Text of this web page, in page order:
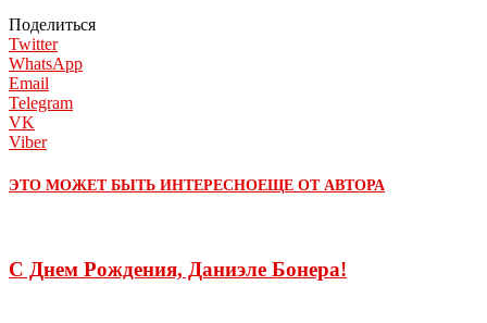
Поделиться
Twitter
WhatsApp
Email
Telegram
VK
Viber
ЭТО МОЖЕТ БЫТЬ ИНТЕРЕСНОЕЩЕ ОТ АВТОРА
С Днем Рождения, Даниэле Бонера!